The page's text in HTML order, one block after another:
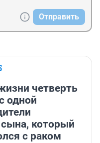
Отправить
четверть
одной
сына, который
с раком